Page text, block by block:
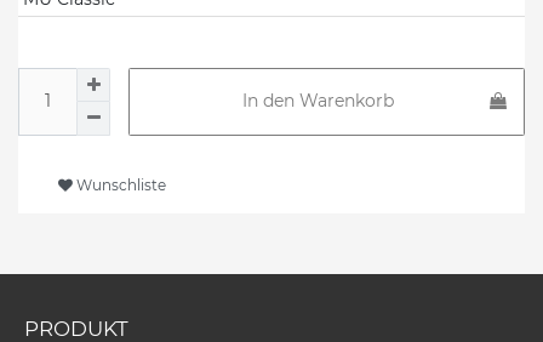
In den Warenkorb
Wunschliste
PRODUKT